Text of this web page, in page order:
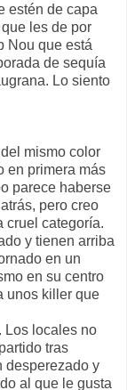
estén de capa
les de por
Nou que está
de sequía
Lo siento
mismo color
en primera más
parece haberse
pero creo
cruel categoría.
y tienen arriba
en un
en su centro
unos killer que
locales no
tras
desperezado y
al que le gusta